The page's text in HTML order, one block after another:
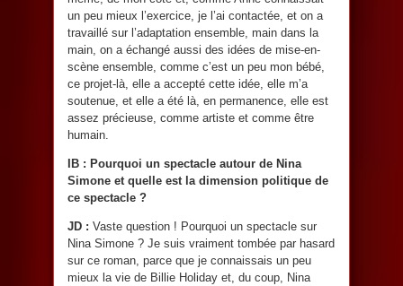
un peu mieux l’exercice, je l’ai contactée, et on a
travaillé sur l’adaptation ensemble, main dans la
main, on a échangé aussi des idées de mise-en-
scène ensemble, comme c’est un peu mon bébé,
ce projet-là, elle a accepté cette idée, elle m’a
soutenue, et elle a été là, en permanence, elle est
assez précieuse, comme artiste et comme être
humain.
IB : Pourquoi un spectacle autour de Nina
Simone et quelle est la dimension politique de
ce spectacle ?
JD : Vaste question ! Pourquoi un spectacle sur
Nina Simone ? Je suis vraiment tombée par hasard
sur ce roman, parce que je connaissais un peu
mieux la vie de Billie Holiday et, du coup, Nina